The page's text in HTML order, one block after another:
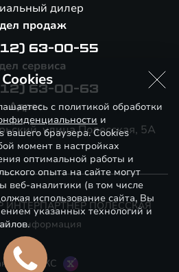
дилер
продаж
63-00-55
сервиса
63-00-63
Адрес
улица Полесская, 5А
ИНТЕРПАРТНЕР ПОЛЕССКАЯ
информация
в ПЕРКС
с политикой обработки
и
вашего браузера. Cookies
момент в настройках
оптимальной работы и
опыта на сайте могут
веб-аналитики (в том числе
использование сайта, Вы
указанных технологий и